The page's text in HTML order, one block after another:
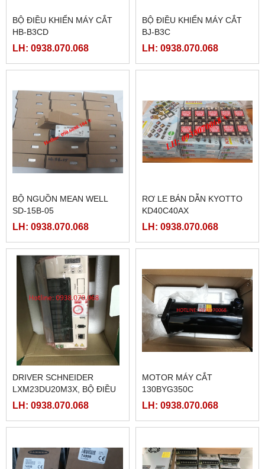
BỘ ĐIỀU KHIỂN MÁY CẮT
HB-B3CD
LH: 0938.070.068
BỘ ĐIỀU KHIỂN MÁY CẮT
BJ-B3C
LH: 0938.070.068
BỘ NGUỒN MEAN WELL
SD-15B-05
LH: 0938.070.068
RƠ LE BÁN DẪN KYOTTO
KD40C40AX
LH: 0938.070.068
DRIVER SCHNEIDER
LXM23DU20M3X, BỘ ĐIỀU
KHIỂN SERVO
LH: 0938.070.068
MOTOR MÁY CẮT
130BYG350C
LH: 0938.070.068